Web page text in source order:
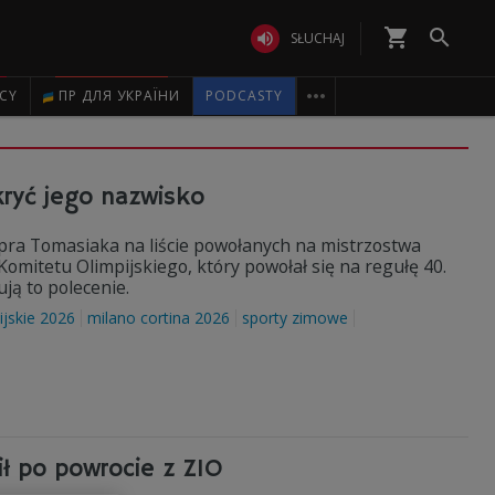
 SŁUCHAJ shopping_cart 
ПР ДЛЯ УКРАЇНИ PODCASTY 
jego nazwisko
Tomasiaka na liście powołanych na mistrzostwa
Olimpijskiego, który powołał się na regułę 40.
to polecenie.
2026 milano cortina 2026
sporty zimowe
po powrocie z ZIO